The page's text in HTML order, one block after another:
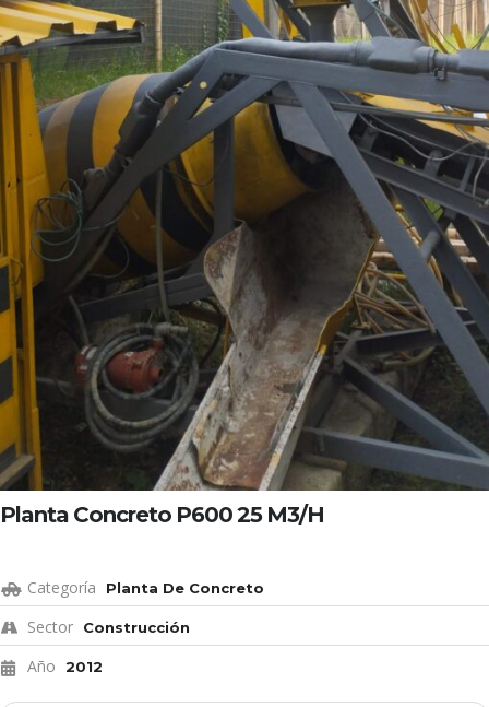
Planta Concreto P600 25 M3/H
Categoría Planta De Concreto
Sector Construcción
Año 2012